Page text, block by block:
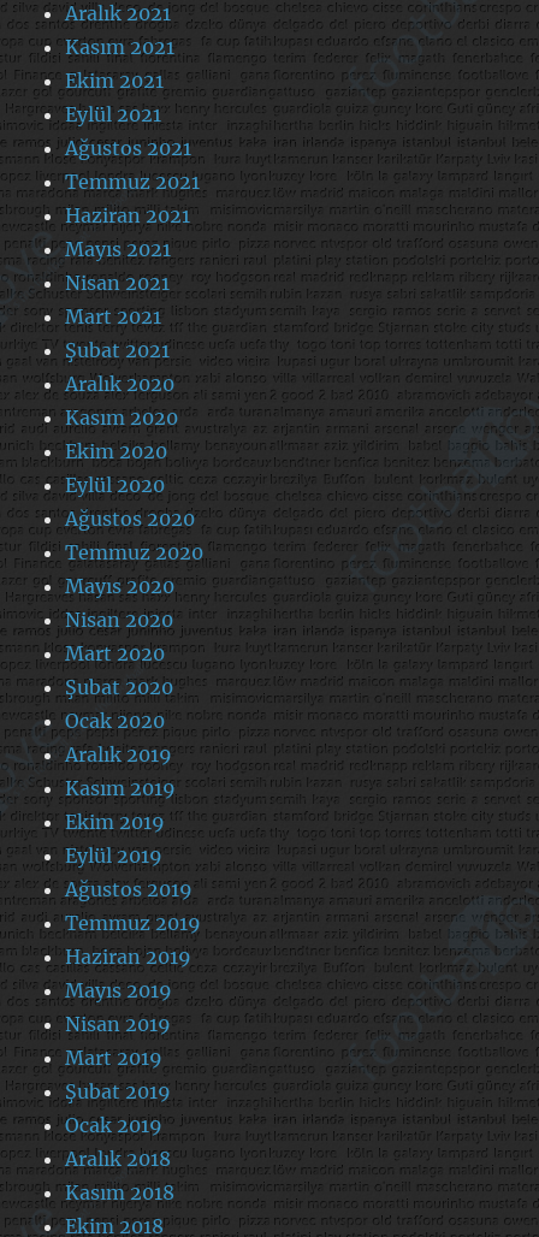
Aralık 2021
Kasım 2021
Ekim 2021
Eylül 2021
Ağustos 2021
Temmuz 2021
Haziran 2021
Mayıs 2021
Nisan 2021
Mart 2021
Şubat 2021
Aralık 2020
Kasım 2020
Ekim 2020
Eylül 2020
Ağustos 2020
Temmuz 2020
Mayıs 2020
Nisan 2020
Mart 2020
Şubat 2020
Ocak 2020
Aralık 2019
Kasım 2019
Ekim 2019
Eylül 2019
Ağustos 2019
Temmuz 2019
Haziran 2019
Mayıs 2019
Nisan 2019
Mart 2019
Şubat 2019
Ocak 2019
Aralık 2018
Kasım 2018
Ekim 2018